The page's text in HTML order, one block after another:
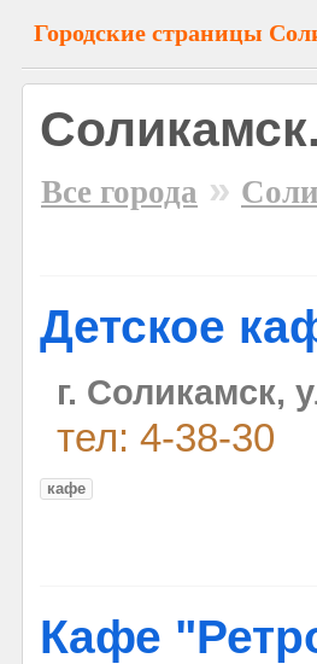
Городские страницы
Все города »
Детское
г. Соликамск,
тел: 4-38-30
кафе
Кафе